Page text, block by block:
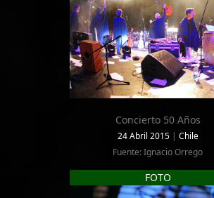
Concierto 50 Años
24 Abril 2015 | Chile
Fuente: Ignacio Orrego
FOTO